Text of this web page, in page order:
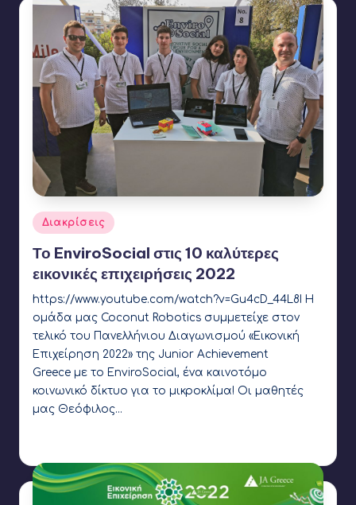
Αναρτήθηκε
σε
Διακρίσεις
Το EnviroSocial στις 10 καλύτερες
εικονικές επιχειρήσεις 2022
https://www.youtube.com/watch?v=Gu4cD_44L8I Η
ομάδα μας Coconut Robotics συμμετείχε στον
τελικό του Πανελλήνιου Διαγωνισμού «Εικονική
Επιχείρηση 2022» της Junior Achievement
Greece με το EnviroSocial, ένα καινοτόμο
κοινωνικό δίκτυο για το μικροκλίμα! Οι μαθητές
μας Θεόφιλος…